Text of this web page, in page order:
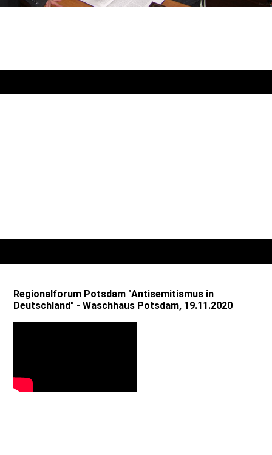
Regionalforum Potsdam "Antisemitismus in
Deutschland" - Waschhaus Potsdam, 19.11.2020